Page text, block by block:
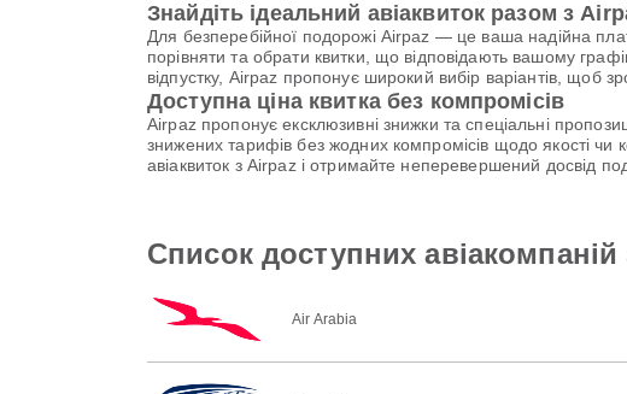
Знайдіть ідеальний авіаквиток разом з
Для безперебійної подорожі Airpaz — це ваша надійна
порівняти та обрати квитки, що відповідають вашому
відпустку, Airpaz пропонує широкий вибір варіантів, щоб
Доступна ціна квитка без компромісів
Airpaz пропонує ексклюзивні знижки та спеціальні
знижених тарифів без жодних компромісів щодо якості
авіаквиток з Airpaz і отримайте неперевершений досвід
Список доступних
Air Arabia